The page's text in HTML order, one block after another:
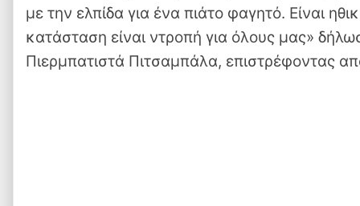
με την ελπίδα για ένα πιάτο φαγητό. Είναι
κατάσταση είναι ντροπή για όλους μας»
Πιερμπατιστά Πιτσαμπάλα, επιστρέφοντας